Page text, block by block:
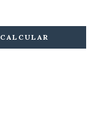
CALCULAR